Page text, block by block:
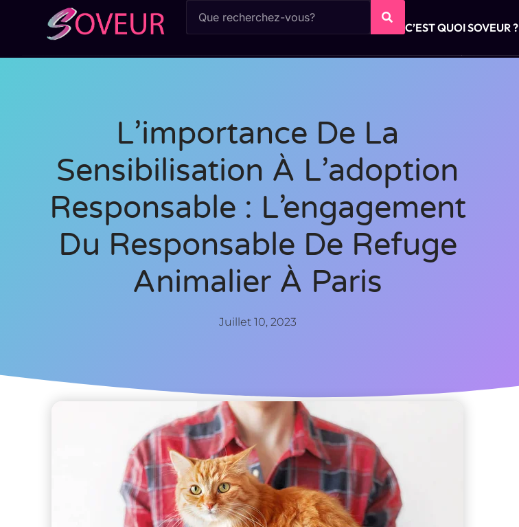
C’EST QUOI SOVEUR ?
L’importance De La
Sensibilisation À L’adoption
Responsable : L’engagement
Du Responsable De Refuge
Animalier À Paris
Juillet 10, 2023